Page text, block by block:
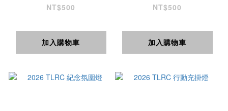
NT$500
加入購物車
NT$500
加入購物車